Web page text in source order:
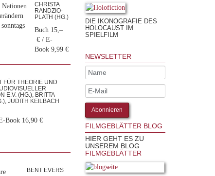
CHRISTA
RANDZIO-
PLATH (HG.)
Buch 15,–
€ / E-
Book 9,99 €
FÜR THEORIE UND
E.V. (HG.), BRITTA
JUDITH KEILBACH
Book 16,90 €
BENT EVERS
DIE IKONOGRAFIE DES
HOLOCAUST IM
SPIELFILM
NEWSLETTER
FILMGEBLÄTTER BLOG
HIER GEHT ES ZU
UNSEREM BLOG
FILMGEBLÄTTER